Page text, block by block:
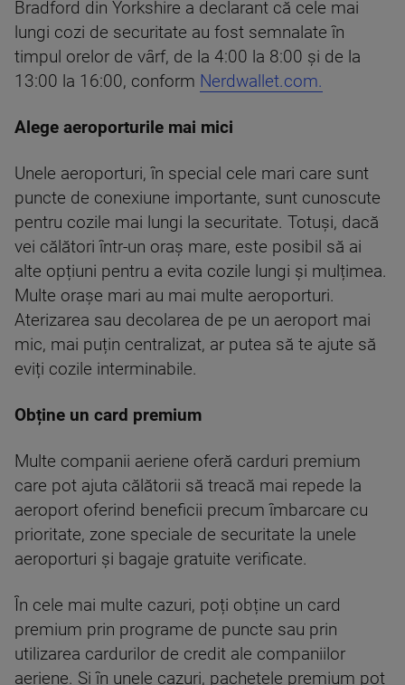
Bradford din Yorkshire a declarant că cele mai
lungi cozi de securitate au fost semnalate în
timpul orelor de vârf, de la 4:00 la 8:00 și de la
13:00 la 16:00, conform Nerdwallet.com.
Alege aeroporturile mai mici
Unele aeroporturi, în special cele mari care sunt
puncte de conexiune importante, sunt cunoscute
pentru cozile mai lungi la securitate. Totuși, dacă
vei călători într-un oraș mare, este posibil să ai
alte opțiuni pentru a evita cozile lungi și mulțimea.
Multe orașe mari au mai multe aeroporturi.
Aterizarea sau decolarea de pe un aeroport mai
mic, mai puțin centralizat, ar putea să te ajute să
eviți cozile interminabile.
Obține un card premium
Multe companii aeriene oferă carduri premium
care pot ajuta călătorii să treacă mai repede la
aeroport oferind beneficii precum îmbarcare cu
prioritate, zone speciale de securitate la unele
aeroporturi și bagaje gratuite verificate.
În cele mai multe cazuri, poți obține un card
premium prin programe de puncte sau prin
utilizarea cardurilor de credit ale companiilor
aeriene. Și în unele cazuri, pachetele premium pot